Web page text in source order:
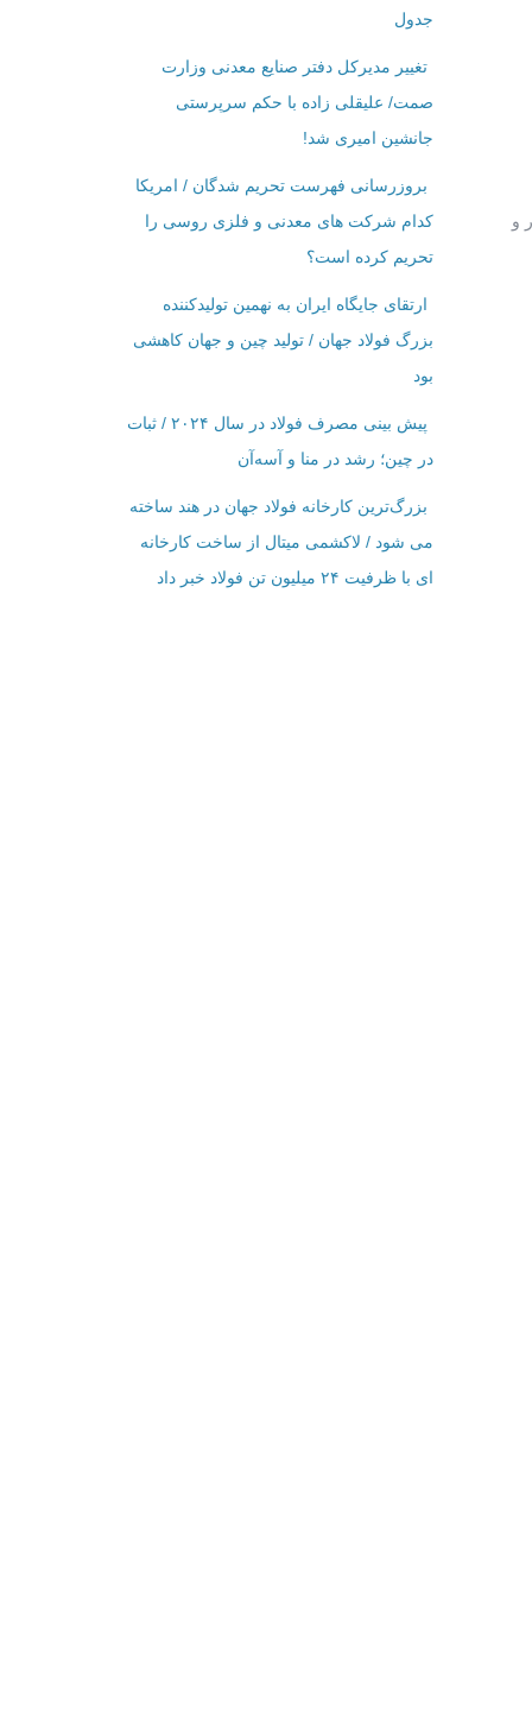
و
جدول
تغییر مدیرکل دفتر صنایع معدنی وزارت
صمت/ علیقلی زاده با حکم سرپرستی
جانشین امیری شد!
بروزرسانی فهرست تحریم شدگان / امریکا
کدام شرکت ‌های معدنی و فلزی روسی را
تحریم کرده است؟
ارتقای جایگاه ایران به نهمین تولیدکننده
بزرگ فولاد جهان / تولید چین و جهان کاهشی
بود
پیش بینی مصرف فولاد در سال ۲۰۲۴ / ثبات
در چین؛ رشد در منا و آسه‌آن
بزرگ‌ترین کارخانه فولاد جهان در هند ساخته
می شود / لاکشمی میتال از ساخت کارخانه
ای با ظرفیت ۲۴ میلیون تن فولاد خبر داد